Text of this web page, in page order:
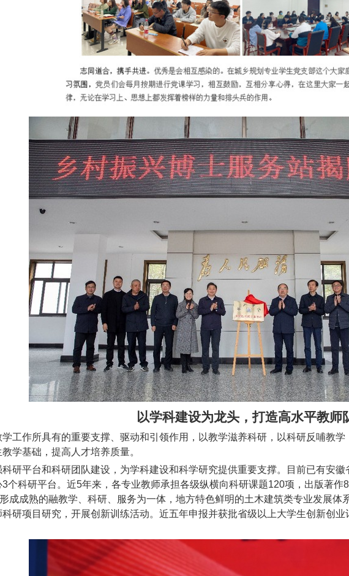
以学科建设为龙头，打造高水平教师
工作所具有的重要支撑、驱动和引领作用，以教学滋养科研，以科研反哺教
学基础，提高人才培养质量。
科研平台和科研团队建设，为学科建设和科学研究提供重要支撑。目前已有安
3个科研平台。近5年来，各专业教师承担各级纵横向科研课题120项，出版著作8
成成熟的融教学、科研、服务为一体，地方特色鲜明的土木建筑类专业发展
研项目研究，开展创新训练活动。近五年申报并获批省级以上大学生创新创业